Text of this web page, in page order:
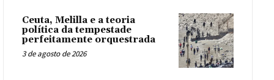
Ceuta, Melilla e a teoria
política da tempestade
perfeitamente orquestrada
3 de agosto de 2026